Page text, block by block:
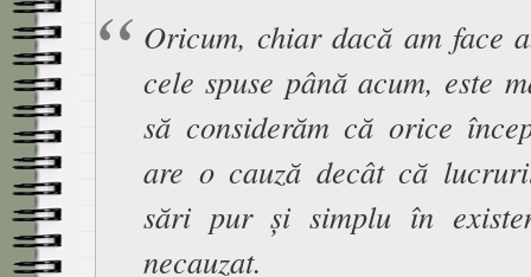
Oricum, chiar dacă am face
cele spuse până acum, este
să considerăm că orice
are o cauză decât că
sări pur și simplu în
necauzat.